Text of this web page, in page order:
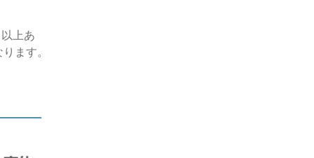
上あ
ます。